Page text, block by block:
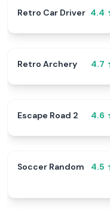
Retro Car Driver 4.4
Retro Archery 4.7
Escape Road 2 4.6
Soccer Random 4.5